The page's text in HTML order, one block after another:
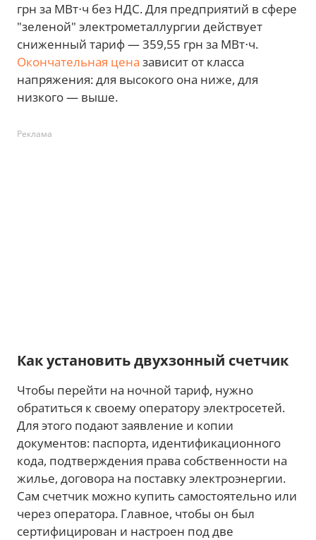
грн за МВт⋅ч без НДС. Для предприятий в сфере
"зеленой" электрометаллургии действует
сниженный тариф — 359,55 грн за МВт⋅ч.
Окончательная цена зависит от класса
напряжения: для высокого она ниже, для
низкого — выше.
Реклама
Как установить двухзонный счетчик
Чтобы перейти на ночной тариф, нужно
обратиться к своему оператору электросетей.
Для этого подают заявление и копии
документов: паспорта, идентификационного
кода, подтверждения права собственности на
жилье, договора на поставку электроэнергии.
Сам счетчик можно купить самостоятельно или
через оператора. Главное, чтобы он был
сертифицирован и настроен под две